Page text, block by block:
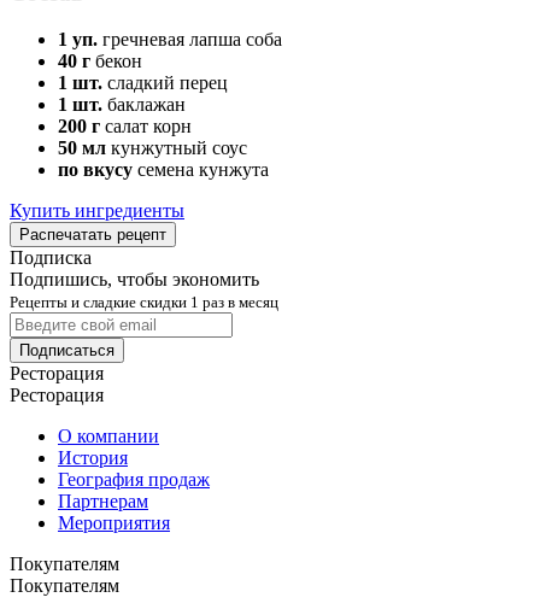
1 уп. гречневая лапша соба
40 г бекон
1 шт. сладкий перец
1 шт. баклажан
200 г салат корн
50 мл кунжутный соус
по вкусу семена кунжута
Купить ингредиенты
Распечатать рецепт
Подписка
Подпишись, чтобы экономить
Рецепты и сладкие скидки 1 раз в месяц
Подписаться
Ресторация
Ресторация
О компании
История
География продаж
Партнерам
Мероприятия
Покупателям
Покупателям